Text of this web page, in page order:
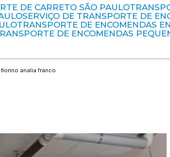
DE CARRETO SÃO PAULO
SERVIÇO DE TRANSPORTE DE
TRANSPORTE DE ENCOMENDAS
TRANSPORTE DE ENCOMENDAS
analia franco